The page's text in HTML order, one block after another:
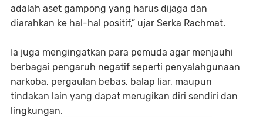
adalah aset gampong yang harus dijaga dan
diarahkan ke hal-hal positif,” ujar Serka Rachmat.
Ia juga mengingatkan para pemuda agar menjauhi
berbagai pengaruh negatif seperti penyalahgunaan
narkoba, pergaulan bebas, balap liar, maupun
tindakan lain yang dapat merugikan diri sendiri dan
lingkungan.